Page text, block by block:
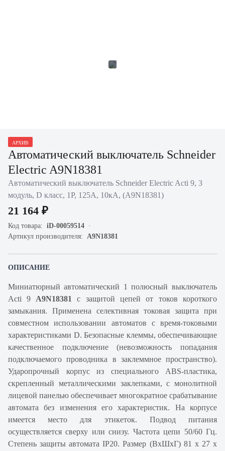
АРХИВ
Автоматический выключатель Schneider
Electric A9N18381
Автоматический выключатель Schneider Electric Acti 9, 3
модуль, D класс, 1P, 125А, 10кА, (A9N18381)
21 164 ₽
Код товара: iD-00059514
Артикул производителя: A9N18381
ОПИСАНИЕ
Миниатюрный автоматический 1 полюсный выключатель
Acti 9 A9N18381
с защитой цепей от токов короткого
замыкания. Применена селективная токовая защита при
совместном использовании автоматов с время-токовыми
характеристиками D. Безопасные клеммы, обеспечивающие
качественное подключение (невозможность попадания
подключаемого проводника в заклеммное пространство).
Ударопрочный корпус из специального ABS-пластика,
скрепленный металлическими заклепками, с монолитной
лицевой панелью обеспечивает многократное срабатывание
автомата без изменения его характеристик. На корпусе
имеется место для этикеток. Подвод питания
осуществляется сверху или снизу. Частота цепи 50/60 Гц.
Степень защиты автомата IP20. Размер (ВхШхГ) 81 х 27 х